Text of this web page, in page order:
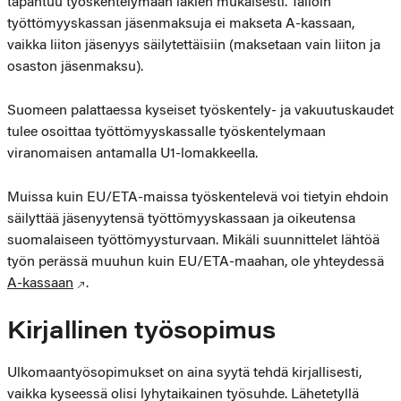
työttömyyskassan jäsenmaksuja ei makseta A-kassaan,
vaikka liiton jäsenyys säilytettäisiin (maksetaan vain liiton ja
osaston jäsenmaksu).
Suomeen palattaessa kyseiset työskentely- ja vakuutuskaudet
tulee osoittaa työttömyyskassalle työskentelymaan
viranomaisen antamalla U1-lomakkeella.
Muissa kuin EU/ETA-maissa työskentelevä voi tietyin ehdoin
säilyttää jäsenyytensä työttömyyskassaan ja oikeutensa
suomalaiseen työttömyysturvaan. Mikäli suunnittelet lähtöä
työn perässä muuhun kuin EU/ETA-maahan, ole yhteydessä
A-kassaan
.
Kirjallinen työsopimus
Ulkomaantyösopimukset on aina syytä tehdä kirjallisesti,
vaikka kyseessä olisi lyhytaikainen työsuhde. Lähetetyllä